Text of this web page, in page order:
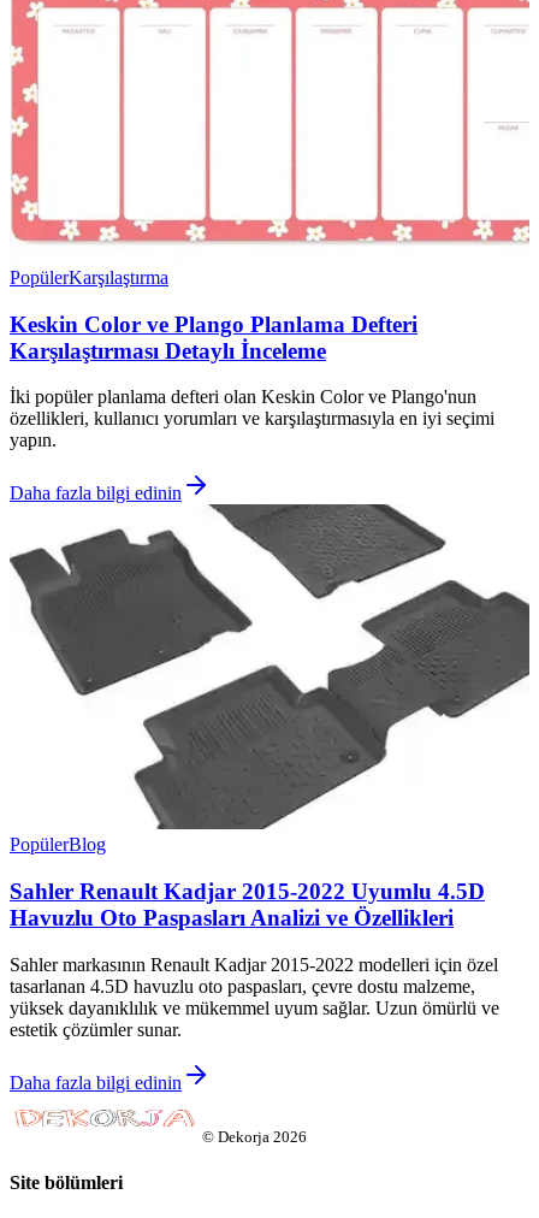
PopülerKarşılaştırma
Keskin Color ve Plango Planlama Defteri
Karşılaştırması Detaylı İnceleme
İki popüler planlama defteri olan Keskin Color ve Plango'nun
özellikleri, kullanıcı yorumları ve karşılaştırmasıyla en iyi seçimi
yapın.
Daha fazla bilgi edinin
PopülerBlog
Sahler Renault Kadjar 2015-2022 Uyumlu 4.5D
Havuzlu Oto Paspasları Analizi ve Özellikleri
Sahler markasının Renault Kadjar 2015-2022 modelleri için özel
tasarlanan 4.5D havuzlu oto paspasları, çevre dostu malzeme,
yüksek dayanıklılık ve mükemmel uyum sağlar. Uzun ömürlü ve
estetik çözümler sunar.
Daha fazla bilgi edinin
© Dekorja 2026
Site bölümleri